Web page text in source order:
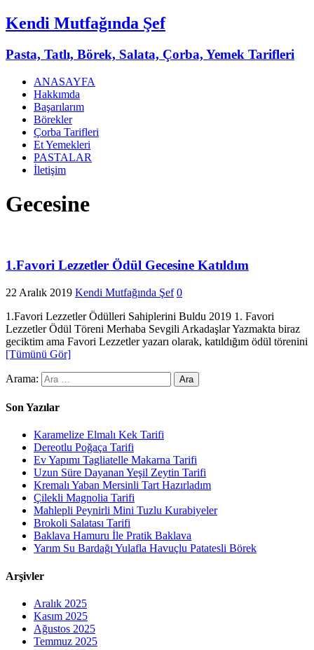
Kendi Mutfağında Şef
Pasta, Tatlı, Börek, Salata, Çorba, Yemek Tarifleri
ANASAYFA
Hakkımda
Başarılarım
Börekler
Çorba Tarifleri
Et Yemekleri
PASTALAR
İletişim
Gecesine
1.Favori Lezzetler Ödül Gecesine Katıldım
22 Aralık 2019 Kendi Mutfağında Şef 0
1.Favori Lezzetler Ödülleri Sahiplerini Buldu 2019 1. Favori
Lezzetler Ödül Töreni Merhaba Sevgili Arkadaşlar Yazmakta biraz
geciktim ama Favori Lezzetler yazarı olarak, katıldığım ödül törenini
[Tümünü Gör]
Arama:
Son Yazılar
Karamelize Elmalı Kek Tarifi
Dereotlu Poğaça Tarifi
Ev Yapımı Tagliatelle Makarna Tarifi
Uzun Süre Dayanan Yeşil Zeytin Tarifi
Kremalı Yaban Mersinli Tart Hazırladım
Çilekli Magnolia Tarifi
Mahlepli Peynirli Mini Tuzlu Kurabiyeler
Brokoli Salatası Tarifi
Baklava Hamuru İle Pratik Baklava
Yarım Su Bardağı Yulafla Havuçlu Patatesli Börek
Arşivler
Aralık 2025
Kasım 2025
Ağustos 2025
Temmuz 2025